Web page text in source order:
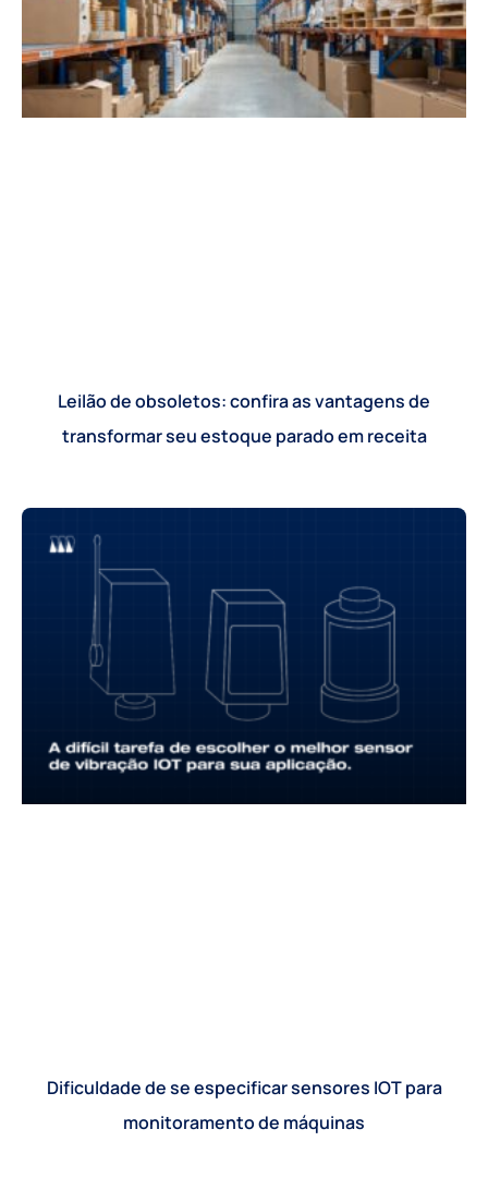
Leilão de obsoletos: confira as vantagens de
transformar seu estoque parado em receita
Dificuldade de se especificar sensores IOT para
monitoramento de máquinas